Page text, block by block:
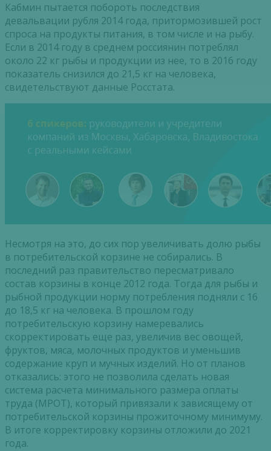
Кабмин пытается побороть последствия
девальвации рубля 2014 года, притормозившей рост
спроса на продукты питания, в том числе и на рыбу.
Если в 2014 году в среднем россиянин потреблял
около 22 кг рыбы и продукции из нее, то в 2016 году
показатель снизился до 21,5 кг на человека,
свидетельствуют данные Росстата.
Несмотря на это, до сих пор увеличивать долю рыбы
в потребительской корзине не собирались. В
последний раз правительство пересматривало
состав корзины в конце 2012 года. Тогда для рыбы и
рыбной продукции норму потребления подняли с 16
до 18,5 кг на человека. В прошлом году
потребительскую корзину намеревались
скорректировать еще раз, увеличив вес овощей,
фруктов, мяса, молочных продуктов и уменьшив
содержание круп и мучных изделий. Но от планов
отказались: этого не позволила сделать новая
система расчета минимального размера оплаты
труда (МРОТ), который привязали к зависящему от
потребительской корзины прожиточному минимуму.
В итоге корректировку корзины отложили до 2021
года.